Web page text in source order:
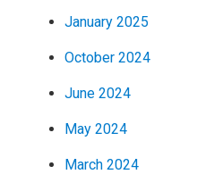
January 2025
October 2024
June 2024
May 2024
March 2024